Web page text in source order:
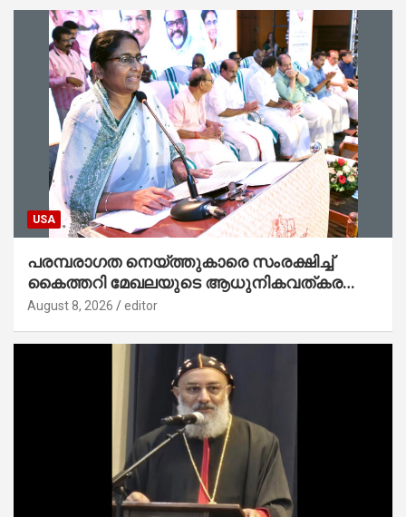
USA
പരമ്പരാഗത നെയ്ത്തുകാരെ സംരക്ഷിച്ച്
കൈത്തറി മേഖലയുടെ ആധുനികവത്കരണം
സാധ്യമാക്കും : ഡെപ്യൂട്ടി സ്പീക്കർ
August 8, 2026 editor